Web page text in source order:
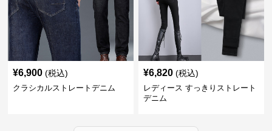
¥6,900 (税込)
クラシカルストレートデニム
¥6,820 (税込)
レディース すっきりストレート
デニム